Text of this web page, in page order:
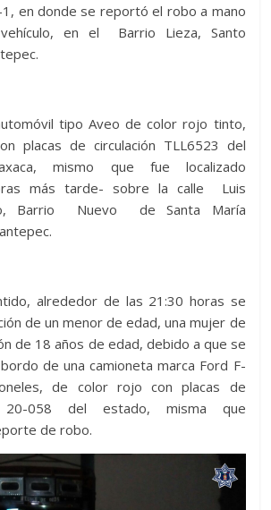
en donde se reportó el robo a mano
en el Barrio Lieza, Santo
tipo Aveo de color rojo tinto,
placas de circulación TLL6523 del
mismo que fue localizado
más tarde- sobre la calle Luis
Barrio Nuevo de Santa María
alrededor de las 21:30 horas se
de un menor de edad, una mujer de
de 18 años de edad, debido a que se
de una camioneta marca Ford F-
de color rojo con placas de
20-058 del estado, misma que
de robo.